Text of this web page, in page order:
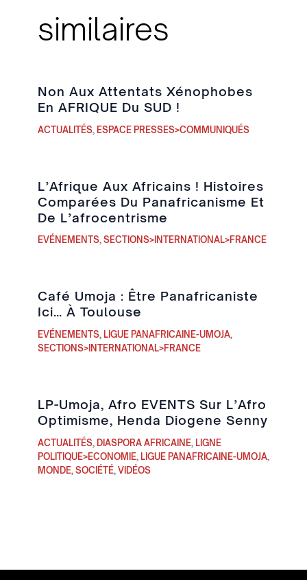
similaires
Non Aux Attentats Xénophobes
En AFRIQUE Du SUD !
ACTUALITÉS, ESPACE PRESSES>COMMUNIQUÉS
L’Afrique Aux Africains ! Histoires
Comparées Du Panafricanisme Et
De L’afrocentrisme
EVÉNEMENTS,SECTIONS>INTERNATIONAL>FRANCE
Café Umoja : Être Panafricaniste
Ici… À Toulouse
EVÉNEMENTS, LIGUE PANAFRICAINE-UMOJA,
SECTIONS>INTERNATIONAL>FRANCE
LP-Umoja, Afro EVENTS Sur L’Afro
Optimisme, Henda Diogene Senny
ACTUALITÉS, DIASPORA AFRICAINE, LIGNE
POLITIQUE>ECONOMIE, LIGUE PANAFRICAINE-UMOJA,
MONDE,SOCIÉTÉ,VIDÉOS